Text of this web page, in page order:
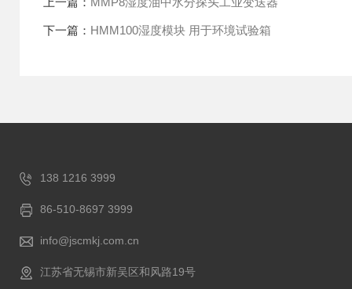
下一篇： HMM100湿度模块 用于环境试验箱
138 1216 3999
86-510-8697 3999
info@jscmkj.com.cn
江苏省无锡市新吴区和风路19号